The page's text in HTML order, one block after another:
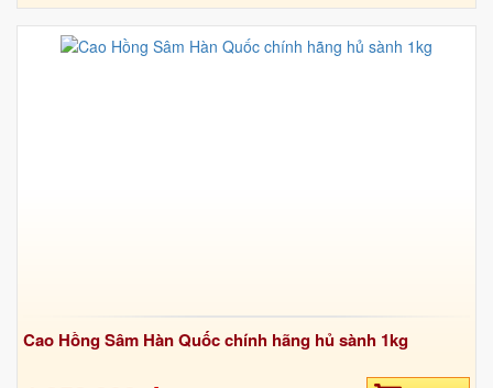
Cao Hồng Sâm Hàn Quốc chính hãng hủ sành 1kg